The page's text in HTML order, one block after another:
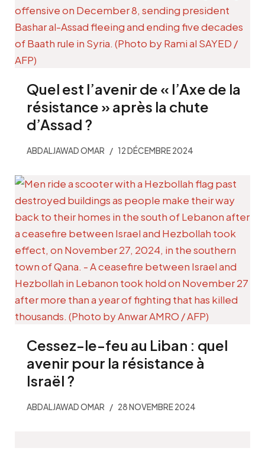
Quel est l’avenir de « l’Axe de la
résistance » après la chute
d’Assad ?
ABDALJAWAD OMAR 12 DÉCEMBRE 2024
Cessez-le-feu au Liban : quel
avenir pour la résistance à
Israël ?
ABDALJAWAD OMAR 28 NOVEMBRE 2024